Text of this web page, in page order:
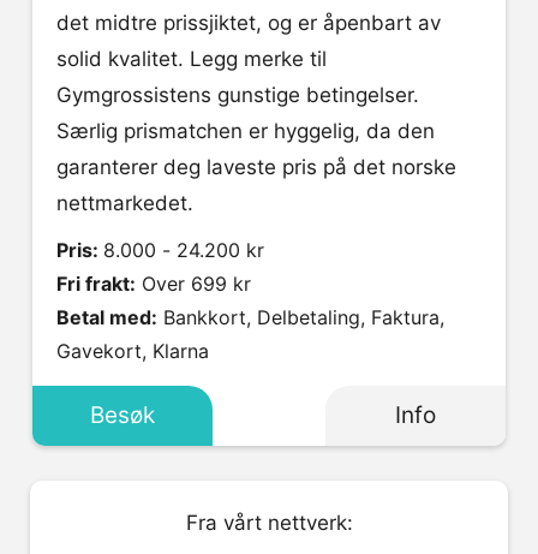
det midtre prissjiktet, og er åpenbart av
solid kvalitet. Legg merke til
Gymgrossistens gunstige betingelser.
Særlig prismatchen er hyggelig, da den
garanterer deg laveste pris på det norske
nettmarkedet.
Pris: 8.000 - 24.200 kr
Fri frakt: Over 699 kr
Betal med:
Gavekort, Klarna
Besøk Info
Fra vårt nettverk: